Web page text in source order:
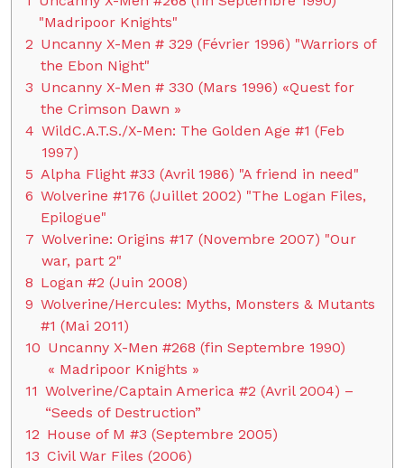
"Madripoor Knights"
2 Uncanny X-Men # 329 (Février 1996) "Warriors of
the Ebon Night"
3 Uncanny X-Men # 330 (Mars 1996) «Quest for
the Crimson Dawn »
4 WildC.A.T.S./X-Men: The Golden Age #1 (Feb
1997)
5 Alpha Flight #33 (Avril 1986) "A friend in need"
6 Wolverine #176 (Juillet 2002) "The Logan Files,
Epilogue"
7 Wolverine: Origins #17 (Novembre 2007) "Our
war, part 2"
8 Logan #2 (Juin 2008)
9 Wolverine/Hercules: Myths, Monsters & Mutants
#1 (Mai 2011)
10 Uncanny X-Men #268 (fin Septembre 1990)
« Madripoor Knights »
11 Wolverine/Captain America #2 (Avril 2004) –
“Seeds of Destruction”
12 House of M #3 (Septembre 2005)
13 Civil War Files (2006)